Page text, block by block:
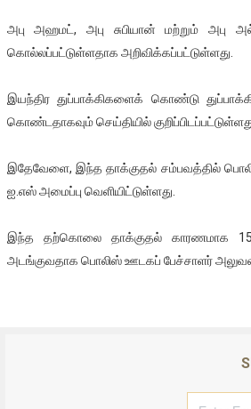
பிரபல நடிகை தூக்கிட்டு
தியாகதீபம் லெப்.கேணல்
ஐ.நா முன்றலில் சீரற்ற
இளையராஜா – கமல் அவசர
ஜனாதிபதி ஐக்கிய
32 CM விநோத
அபு அஹமட், அபு சுபியான் மற்றும்
கொல்லப்பட்டுள்ளதாக அறிவிக்கப்பட்டுள்ளது.
இயந்திர துப்பாக்கிகளைக் கொண்டு
கொண்டதாகவும் செய்தியில்
இதேவேளை, இந்த தாக்குதல் சம்பவத்தில்
ஐ.எஸ் அமைப்பு வெளியிட்டுள்ளது.
இந்த தற்கொலை தாக்குதல் காரணமாக 15
அடங்குவதாக பொலிஸ் ஊடகப் பேச்சாளர்